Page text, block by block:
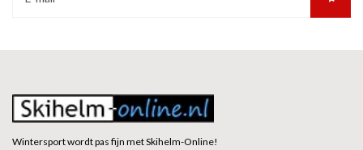
Wintersport wordt pas fijn met Skihelm-Online!